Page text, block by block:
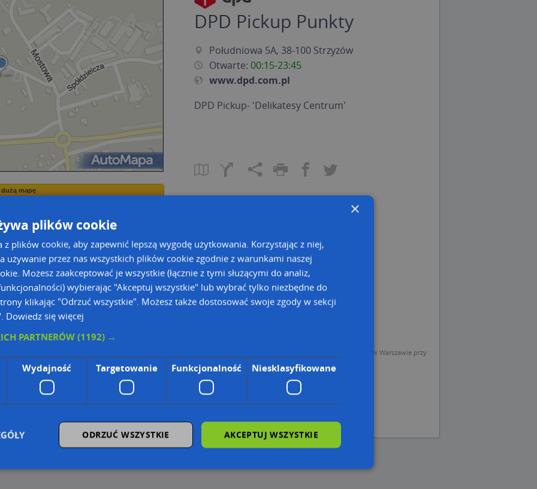
Kreatorze map Targeo
dużą mapę
mapę
bazy danych adresowych
DPD Pickup Punkty
Południowa 5A, 38-100 Strzyżów
Otwarte: 00:15-23:45
www.dpd.com.pl
DPD Pickup- 'Delikatesy Centrum'
Poniedziałek:
00:15-23:45
Wtorek:
00:15-23:45
Środa:
00:15-23:45
Czwartek:
00:15-23:45
Piątek:
00:15-23:45
Sobota:
00:15-23:45
Danych Osobowych Administratorem (RODO), administratorem danych jest AutoMapa sp. z o.o. (Operator) z siedzibą w Warszawie przy
firm i na mapach (art. 6 ust. 1 lit. f RODO)
operatora (art. 6 ust. 1 lit. f RODO)
z firmowych stron www oraz od podmiotów zewnętrznych.
odo_przetwarzanie/
×
plików cookie
z plików cookie, aby zapewnić lepszą wygodę użytkowania. Korzystając z niej,
używanie przez nas wszystkich plików cookie zgodnie z warunkami naszej
Możesz zaakceptować je wszystkie (łącznie z tymi służącymi do analiz,
wybierając "Akceptuj wszystkie" lub wybrać tylko niezbędne do
klikając "Odrzuć wszystkie". Możesz także dostosować swoje zgody w sekcji
Dowiedz się więcej
PARTNERÓW(1192) →
Wydajność Targetowanie Funkcjonalność Niesklasyfikowane
AKCEPTUJ WSZYSTKIE
ODRZUĆ WSZYSTKIE